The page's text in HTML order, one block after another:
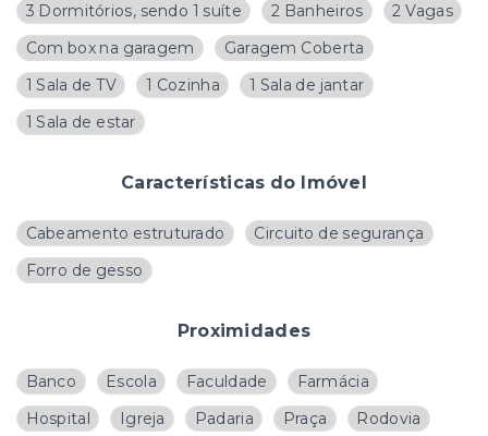
3 Dormitórios, sendo 1 suíte 2 Banheiros
2 Vagas
Com box na garagem
Garagem Coberta
1 Sala de TV
1 Cozinha
1 Sala de jantar
1 Sala de estar
Características do Imóvel
Cabeamento estruturado
Circuito de segurança
Forro de gesso
Proximidades
Banco Escola Faculdade
Farmácia
Hospital
Igreja Padaria Praça
Rodovia